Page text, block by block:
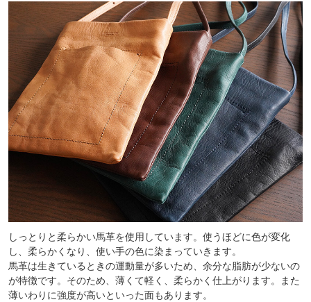
しっとりと柔らかい馬革を使用しています。使うほどに色が変化
し、柔らかくなり、使い手の色に染まっていきます。
馬革は生きているときの運動量が多いため、余分な脂肪が少ないの
が特徴です。そのため、薄くて軽く、柔らかく仕上がります。また
薄いわりに強度が高いといった面もあります。